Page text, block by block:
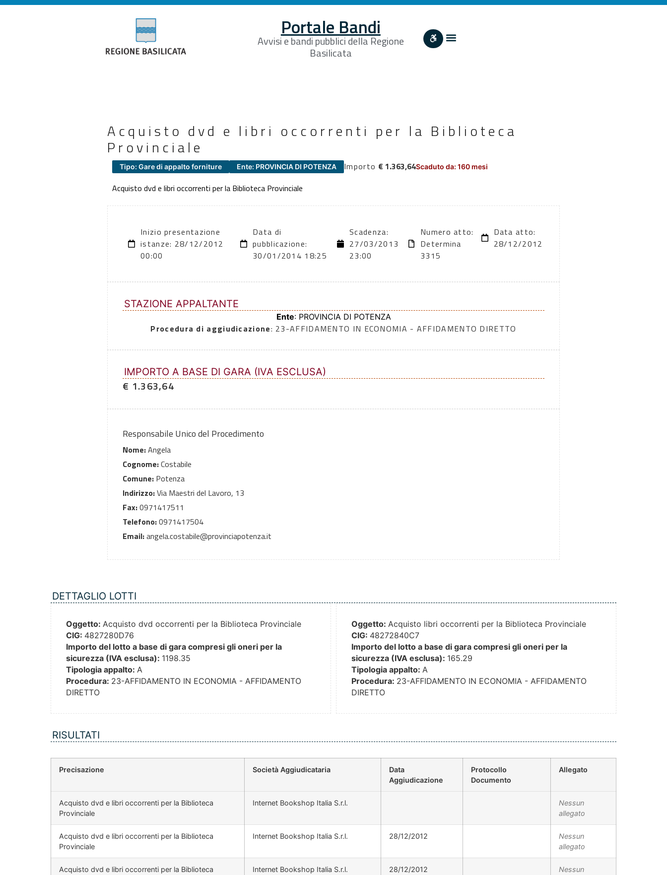
Portale Bandi
Avvisi e bandi pubblici della Regione
Basilicata
Acquisto dvd e libri occorrenti per la Biblioteca
Provinciale
Tipo: Gare di appalto forniture Ente: PROVINCIA DI POTENZA Importo € 1.363,64Scaduto da: 160 mesi
Acquisto dvd e libri occorrenti per la Biblioteca Provinciale
Inizio presentazione
istanze: 28/12/2012
00:00
Data di
pubblicazione:
30/01/2014 18:25
Scadenza:
27/03/2013
23:00
Numero atto:
Determina
3315
Data atto:
28/12/2012
STAZIONE APPALTANTE
Ente: PROVINCIA DI POTENZA
Procedura di aggiudicazione: 23-AFFIDAMENTO IN ECONOMIA - AFFIDAMENTO DIRETTO
IMPORTO A BASE DI GARA (IVA ESCLUSA)
€ 1.363,64
Responsabile Unico del Procedimento
Nome:Angela
Cognome:Costabile
Comune: Potenza
Indirizzo:Via Maestri del Lavoro, 13
Fax:0971417511
Telefono:0971417504
Email:angela.costabile@provinciapotenza.it
DETTAGLIO LOTTI
Oggetto: Acquisto dvd occorrenti per la Biblioteca Provinciale
CIG: 4827280D76
Importo del lotto a base di gara compresi gli oneri per la
sicurezza (IVA esclusa): 1198.35
Tipologia appalto: A
Procedura: 23-AFFIDAMENTO IN ECONOMIA - AFFIDAMENTO
DIRETTO
Oggetto: Acquisto libri occorrenti per la Biblioteca Provinciale
CIG: 48272840C7
Importo del lotto a base di gara compresi gli oneri per la
sicurezza (IVA esclusa): 165.29
Tipologia appalto: A
Procedura: 23-AFFIDAMENTO IN ECONOMIA - AFFIDAMENTO
DIRETTO
RISULTATI
Precisazione Società Aggiudicataria
Data
Aggiudicazione
Protocollo
Documento
Allegato
Acquisto dvd e libri occorrenti per la Biblioteca
Provinciale
Internet Bookshop Italia S.r.l.
Nessun
allegato
Acquisto dvd e libri occorrenti per la Biblioteca
Provinciale
Internet Bookshop Italia S.r.l. 28/12/2012
Nessun
allegato
Acquisto dvd e libri occorrenti per la Biblioteca
Internet Bookshop Italia S.r.l. 28/12/2012
Nessun